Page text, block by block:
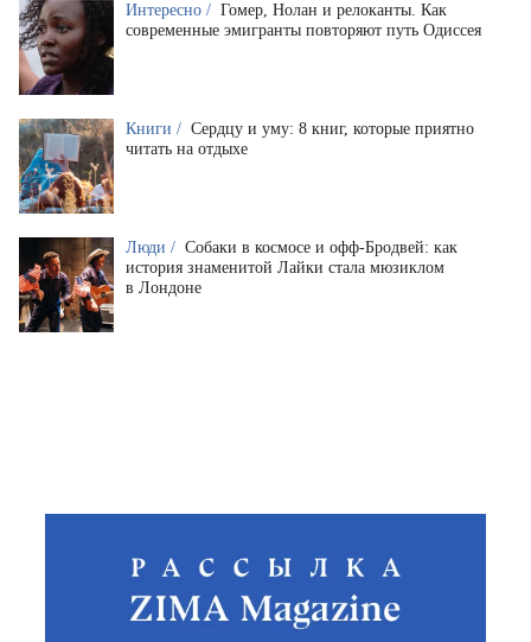
Интересно / Гомер, Нолан и релоканты. Как
современные эмигранты повторяют путь Одиссея
Книги / Сердцу и уму: 8 книг, которые приятно
читать на отдыхе
Люди / Собаки в космосе и офф-Бродвей: как
история знаменитой Лайки стала мюзиклом
в Лондоне